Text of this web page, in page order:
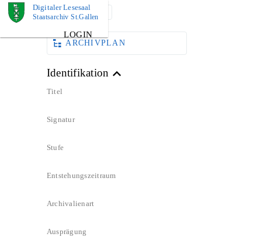
Digitaler Lesesaal
Staatsarchiv St.Gallen
LOGIN
DOKUMENT
ARCHIVPLAN
Identifikation
Titel
Signatur
Stufe
Entstehungszeitraum
Archivalienart
Ausprägung